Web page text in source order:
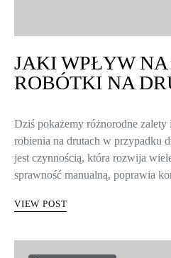
JAKI WPŁYW
ROBÓTKI NA
Dziś pokażemy różnorodne
robienia na drutach w przypadku
jest czynnością, która rozwija
sprawność manualną, poprawia
VIEW POST